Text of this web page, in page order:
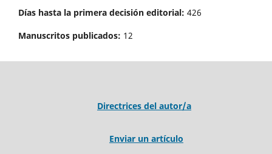
Días hasta la primera decisión editorial: 426
Manuscritos publicados: 12
Directrices del autor/a
Enviar un artículo